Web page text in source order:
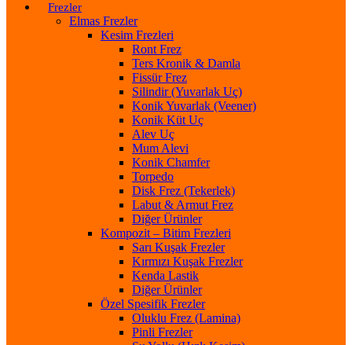
Frezler
Elmas Frezler
Kesim Frezleri
Ront Frez
Ters Kronik & Damla
Fissür Frez
Silindir (Yuvarlak Uç)
Konik Yuvarlak (Veener)
Konik Küt Uç
Alev Uç
Mum Alevi
Konik Chamfer
Torpedo
Disk Frez (Tekerlek)
Labut & Armut Frez
Diğer Ürünler
Kompozit – Bitim Frezleri
Sarı Kuşak Frezler
Kırmızı Kuşak Frezler
Kenda Lastik
Diğer Ürünler
Özel Spesifik Frezler
Oluklu Frez (Lamina)
Pinli Frezler